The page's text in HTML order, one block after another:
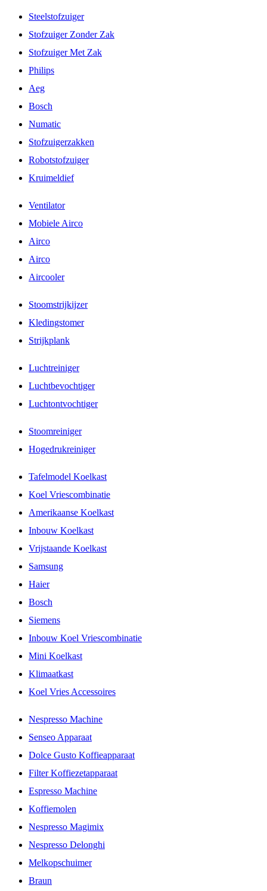
Steelstofzuiger
Stofzuiger Zonder Zak
Stofzuiger Met Zak
Philips
Aeg
Bosch
Numatic
Stofzuigerzakken
Robotstofzuiger
Kruimeldief
Ventilator
Mobiele Airco
Airco
Airco
Aircooler
Stoomstrijkijzer
Kledingstomer
Strijkplank
Luchtreiniger
Luchtbevochtiger
Luchtontvochtiger
Stoomreiniger
Hogedrukreiniger
Tafelmodel Koelkast
Koel Vriescombinatie
Amerikaanse Koelkast
Inbouw Koelkast
Vrijstaande Koelkast
Samsung
Haier
Bosch
Siemens
Inbouw Koel Vriescombinatie
Mini Koelkast
Klimaatkast
Koel Vries Accessoires
Nespresso Machine
Senseo Apparaat
Dolce Gusto Koffieapparaat
Filter Koffiezetapparaat
Espresso Machine
Koffiemolen
Nespresso Magimix
Nespresso Delonghi
Melkopschuimer
Braun